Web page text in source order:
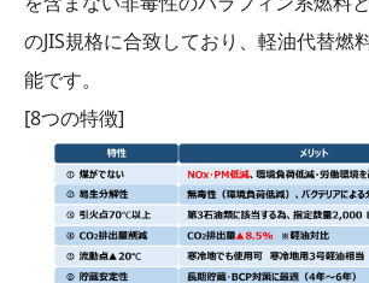
のJIS規格に合致しており、軽油代替燃
能です。
[8つの特徴]